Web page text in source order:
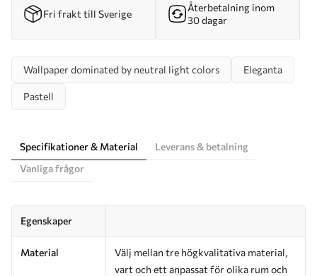
Fri frakt till Sverige
Återbetalning inom
30 dagar
Wallpaper dominated by neutral light colors Eleganta
Pastell
Specifikationer & Material
Leverans & betalning
Vanliga frågor
Egenskaper
Material
Välj mellan tre högkvalitativa material,
vart och ett anpassat för olika rum och